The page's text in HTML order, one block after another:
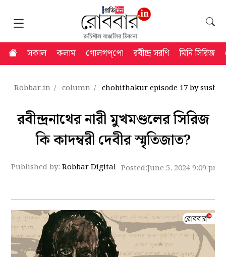
সকাল কলাম গোলগপ্‌পো রবীন্দ্র সরণি মিনি সিরিজ
Robbar.in column chobithakur episode 17 by
রবীন্দ্রনাথের নারী মুখমণ্ডলের সিরিজ
কি কাদম্বরী দেবীর স্মৃতিজাত?
Published by:Robbar Digital Posted:June 5, 2024 9:09 pm